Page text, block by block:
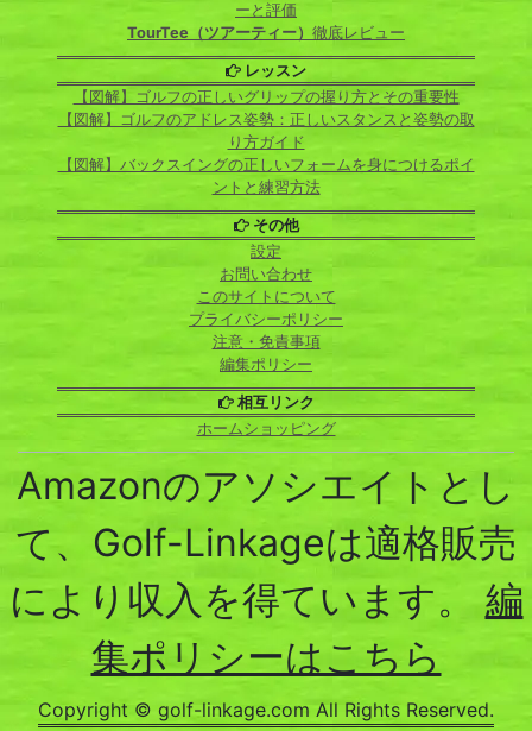
ーと評価
TourTee（ツアーティー） 徹底レビュー
レッスン
【図解】ゴルフの正しいグリップの握り方とその重要性
【図解】ゴルフのアドレス姿勢：正しいスタンスと姿勢の取
り方ガイド
【図解】バックスイングの正しいフォームを身につけるポイ
ントと練習方法
その他
設定
お問い合わせ
このサイトについて
プライバシーポリシー
注意・免責事項
編集ポリシー
相互リンク
ホームショッピング
Amazonのアソシエイトとし
て、Golf-Linkageは適格販売
により収入を得ています。 編
集ポリシーはこちら
Copyright © golf-linkage.com All Rights Reserved.